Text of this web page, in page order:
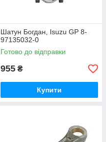
Шатун Богдан, Isuzu GP 8-
97135032-0
Готово до відправки
955 ₴
Купити